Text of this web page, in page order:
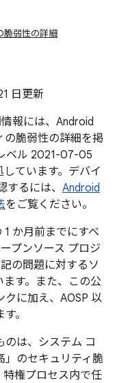
脆弱性の詳細
日更新
報には、Android
の脆弱性の詳細を掲
ベル 2021-07-05
ています。デバイ
るには、 Android
をご覧ください。
か月前までにすべ
プンソース プロジ
の問題に対するソ
す。また、この公
に加え、AOSP 以
。
のは、システム コ
」のセキュリティ脆
権プロセス内で任